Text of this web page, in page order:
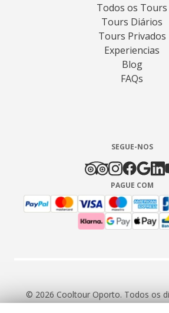
Todos os Tours
Tours Diários
Tours Privados
Experiencias
Blog
FAQs
SEGUE-NOS
PAGUE COM
© 2026 Cooltour Oporto. Todos os